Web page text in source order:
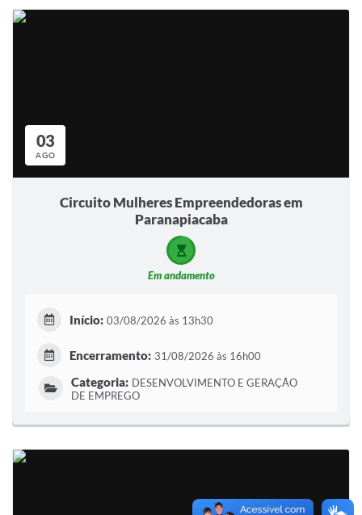
03
AGO
Circuito Mulheres Empreendedoras em
Paranapiacaba
Em andamento
Início: 03/08/2026 às 13h30
Encerramento: 31/08/2026 às 16h00
Categoria: DESENVOLVIMENTO E GERAÇÃO
DE EMPREGO